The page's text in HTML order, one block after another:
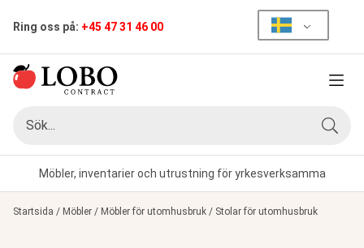
Ring oss på: +45 47 31 46 00
Meny
Sök
Möbler, inventarier och utrustning för yrkesverksamma
Startsida / Möbler / Möbler för utomhusbruk / Stolar för utomhusbruk